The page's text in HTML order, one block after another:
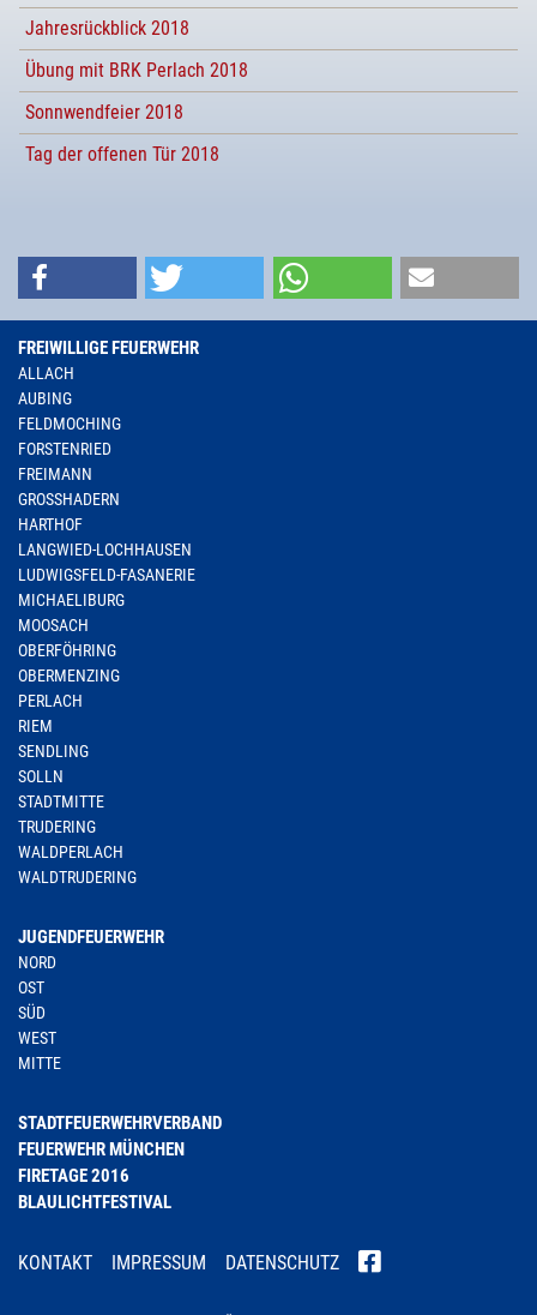
Jahresrückblick 2018
Übung mit BRK Perlach 2018
Sonnwendfeier 2018
Tag der offenen Tür 2018
FREIWILLIGE FEUERWEHR
ALLACH
AUBING
FELDMOCHING
FORSTENRIED
FREIMANN
GROSSHADERN
HARTHOF
LANGWIED-LOCHHAUSEN
LUDWIGSFELD-FASANERIE
MICHAELIBURG
MOOSACH
OBERFÖHRING
OBERMENZING
PERLACH
RIEM
SENDLING
SOLLN
STADTMITTE
TRUDERING
WALDPERLACH
WALDTRUDERING
JUGENDFEUERWEHR
NORD
OST
SÜD
WEST
MITTE
STADTFEUERWEHRVERBAND
FEUERWEHR MÜNCHEN
FIRETAGE 2016
BLAULICHTFESTIVAL
KONTAKT IMPRESSUM DATENSCHUTZ